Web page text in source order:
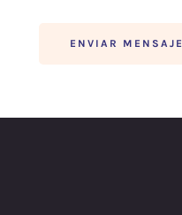
ENVIAR MENSAJE